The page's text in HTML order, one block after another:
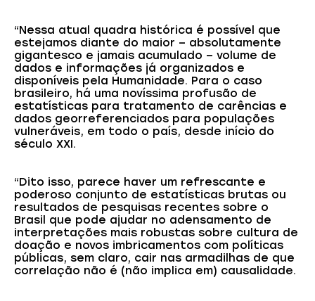
“Nessa atual quadra histórica é possível que
estejamos diante do maior – absolutamente
gigantesco e jamais acumulado – volume de
dados e informações já organizados e
disponíveis pela Humanidade. Para o caso
brasileiro, há uma novíssima profusão de
estatísticas para tratamento de carências e
dados georreferenciados para populações
vulneráveis, em todo o país, desde início do
século XXI.
“Dito isso, parece haver um refrescante e
poderoso conjunto de estatísticas brutas ou
resultados de pesquisas recentes sobre o
Brasil que pode ajudar no adensamento de
interpretações mais robustas sobre cultura de
doação e novos imbricamentos com políticas
públicas, sem claro, cair nas armadilhas de que
correlação não é (não implica em) causalidade.